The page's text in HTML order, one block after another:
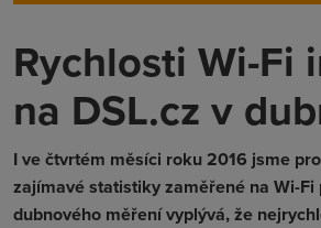
Rychlosti Wi-Fi
na DSL.cz v
I ve čtvrtém měsíci roku 2016 jsme
zajímavé statistiky zaměřené na Wi-Fi
dubnového měření vyplývá, že